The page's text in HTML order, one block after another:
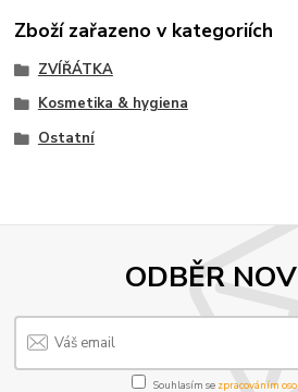
Zboží zařazeno v kategoriích
ZVÍŘÁTKA
Kosmetika & hygiena
Ostatní
ODBĚR
Souhlasím se zpracováním